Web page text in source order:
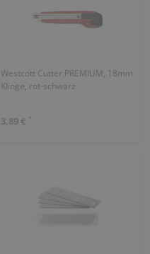
Westcott Cutter PREMIUM, 18mm
Klinge, rot-schwarz
3,89 € *